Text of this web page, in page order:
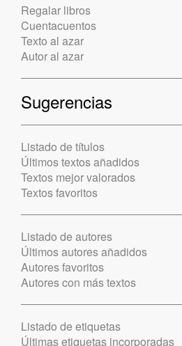
Regalar libros
Cuentacuentos
Texto al azar
Autor al azar
Sugerencias
Listado de títulos
Últimos textos añadidos
Textos mejor valorados
Textos favoritos
Listado de autores
Últimos autores añadidos
Autores favoritos
Autores con más textos
Listado de etiquetas
Últimas etiquetas incorporadas